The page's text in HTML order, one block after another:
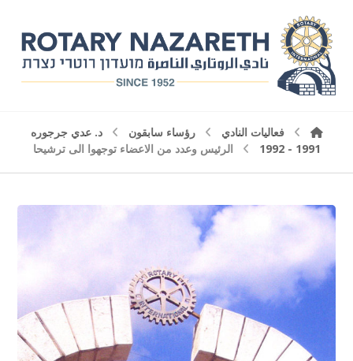
فعاليات النادي رؤساء سابقون
د. عدي جرجوره
1991 - 1992
الرئيس وعدد من الاعضاء توجهوا الى ترشيحا